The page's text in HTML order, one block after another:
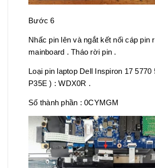
Bước 6
Nhấc pin lên và ngắt kết nối cáp pin
mainboard . Tháo rời pin .
Loại pin laptop Dell Inspiron 17 5770
P35E ) : WDX0R .
Số thành phần : 0CYMGM